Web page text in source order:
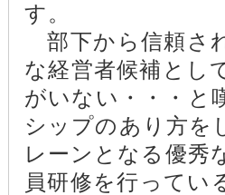
す。
部下から信頼さ
な経営者候補とし
がいない・・・と
シップのあり方を
レーンとなる優秀
員研修を行ってい